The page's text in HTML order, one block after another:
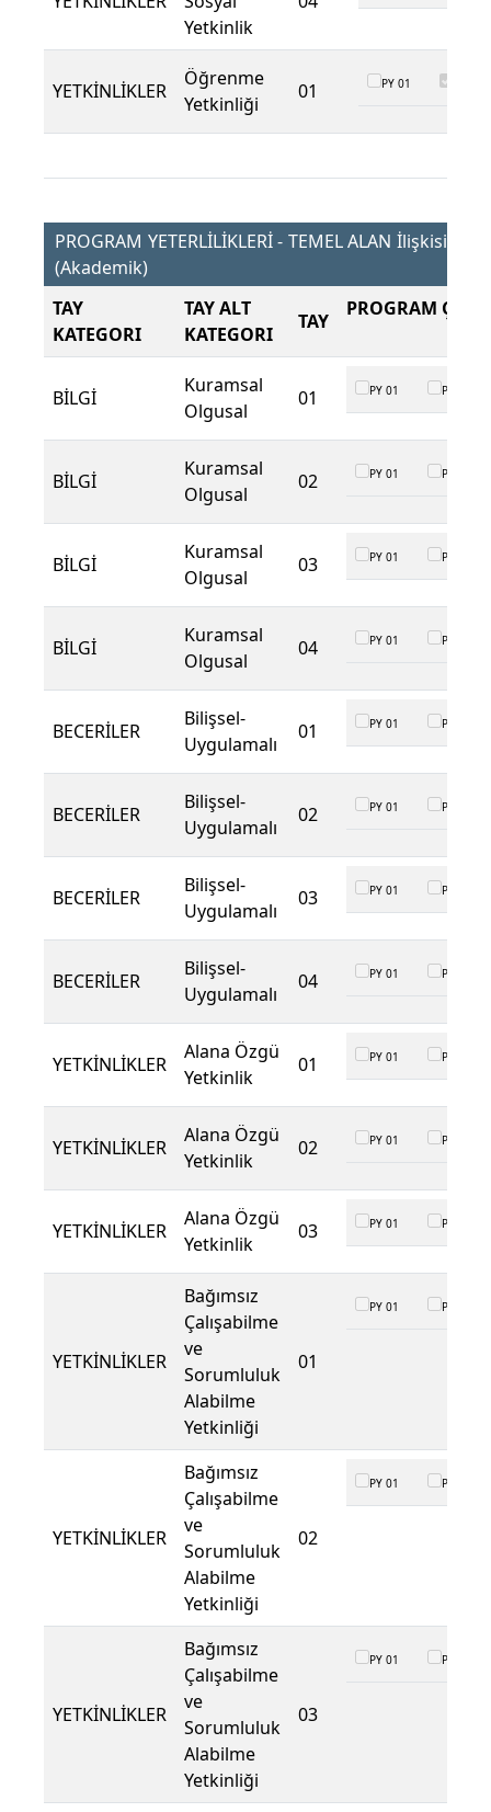
Yetkinlik
YETKİNLİKLER
Öğrenme
Yetkinliği
01 PY 01
PROGRAM YETERLİLİKLERİ - TEMEL ALAN İlişkisi
(Akademik)
TAY
KATEGORI
TAY ALT
KATEGORI
TAY
PROGRAM
BİLGİ
Kuramsal
Olgusal
01 PY 01 PY 02
BİLGİ
Kuramsal
Olgusal
02 PY 01 PY 02
BİLGİ
Kuramsal
Olgusal
03 PY 01 PY 02
BİLGİ
Kuramsal
Olgusal
04 PY 01 PY 02
BECERİLER
Bilişsel-
Uygulamalı
01 PY 01 PY 02
BECERİLER
Bilişsel-
Uygulamalı
02 PY 01 PY 02
BECERİLER
Bilişsel-
Uygulamalı
03 PY 01 PY 02
BECERİLER
Bilişsel-
Uygulamalı
04 PY 01 PY 02
YETKİNLİKLER
Alana Özgü
Yetkinlik
01 PY 01 PY 02
YETKİNLİKLER
Alana Özgü
Yetkinlik
02 PY 01 PY 02
YETKİNLİKLER
Alana Özgü
Yetkinlik
03 PY 01 PY 02
YETKİNLİKLER
Bağımsız
Çalışabilme
ve
Sorumluluk
Alabilme
Yetkinliği
01
PY 01 PY 02
YETKİNLİKLER
Bağımsız
Çalışabilme
ve
Sorumluluk
Alabilme
Yetkinliği
02
PY 01 PY 02
YETKİNLİKLER
Bağımsız
Çalışabilme
ve
Sorumluluk
Alabilme
Yetkinliği
03
PY 01 PY 02